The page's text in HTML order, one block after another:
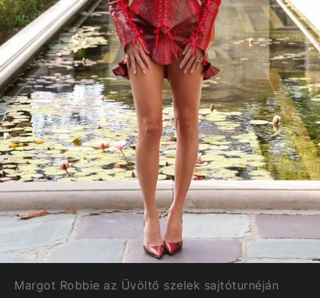
Margot Robbie az Üvöltő szelek sajtóturnéján